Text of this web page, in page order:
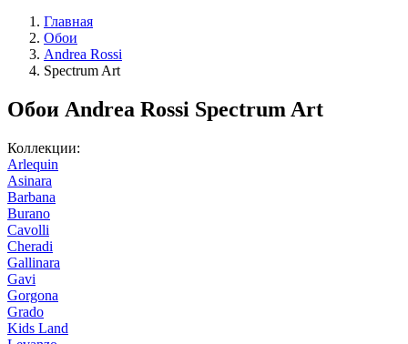
Главная
Обои
Andrea Rossi
Spectrum Art
Обои Andrea Rossi Spectrum Art
Коллекции:
Arlequin
Asinara
Barbana
Burano
Cavolli
Cheradi
Gallinara
Gavi
Gorgona
Grado
Kids Land